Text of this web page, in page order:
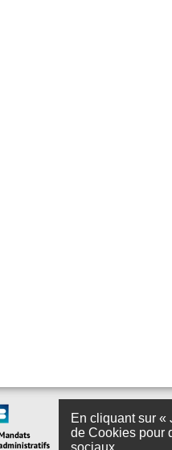
En cliquant sur «
de Cookies pour
sociaux.